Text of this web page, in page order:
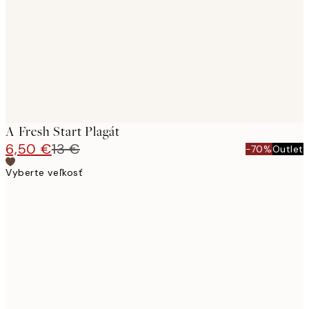
A Fresh Start Plagát
6,50 €13 € -70%Outlet
Vyberte veľkosť